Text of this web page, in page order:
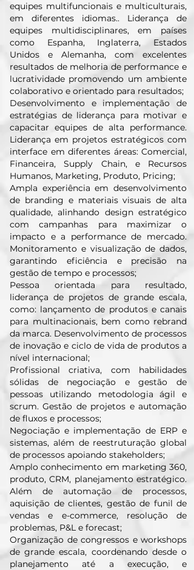
equipes multifuncionais e multiculturais,
em diferentes idiomas.. Liderança de
equipes multidisciplinares, em países
como Espanha, Inglaterra, Estados
Unidos e Alemanha, com excelentes
resultados de melhoria de performance e
lucratividade promovendo um ambiente
colaborativo e orientado para resultados;
Desenvolvimento e implementação de
estratégias de liderança para motivar e
capacitar equipes de alta performance.
Liderança em projetos estratégicos com
interface em diferentes áreas: Comercial,
Financeira, Supply Chain, e Recursos
Humanos, Marketing, Produto, Pricing;
Ampla experiência em desenvolvimento
de branding e materiais visuais de alta
qualidade, alinhando design estratégico
com campanhas para maximizar o
impacto e a performance de mercado.
Monitoramento e visualização de dados,
garantindo eficiência e precisão na
gestão de tempo e processos;
Pessoa orientada para resultado,
liderança de projetos de grande escala,
como: lançamento de produtos e canais
para multinacionais, bem como rebrand
da marca. Desenvolvimento de processos
de inovação e ciclo de vida de produtos a
nível internacional;
Profissional criativa, com habilidades
sólidas de negociação e gestão de
pessoas utilizando metodologia ágil e
scrum. Gestão de projetos e automação
de fluxos e processos;
Negociação e implementação de ERP e
sistemas, além de reestruturação global
de processos apoiando stakeholders;
Amplo conhecimento em marketing 360,
produto, CRM, planejamento estratégico.
Além de automação de processos,
aquisição de clientes, gestão de funil de
vendas e e-commerce, resolução de
problemas, P&L e forecast;
Organização de congressos e workshops
de grande escala, coordenando desde o
planejamento até a execução, e